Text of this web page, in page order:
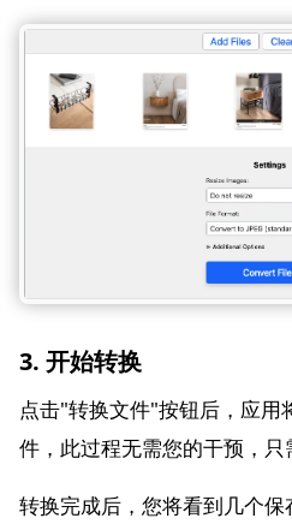
3. 开始转换
点击"转换文件"按钮后，应用
件，此过程无需您的干预，只
转换完成后，您将看到几个